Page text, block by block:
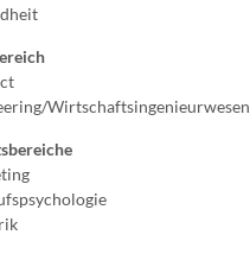
Wirtschaftsingenieurwesen